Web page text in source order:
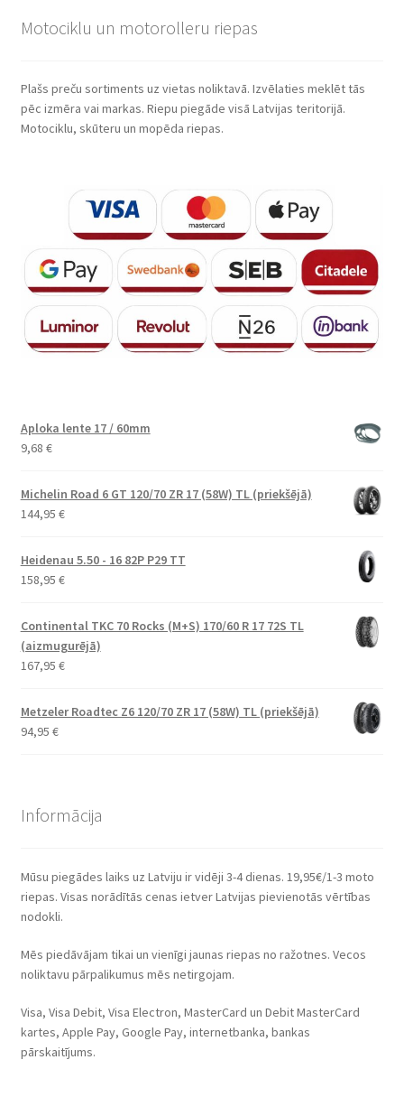
Motociklu un motorolleru riepas
Plašs preču sortiments uz vietas noliktavā. Izvēlaties meklēt tās
pēc izmēra vai markas. Riepu piegāde visā Latvijas teritorijā.
Motociklu, skūteru un mopēda riepas.
Aploka lente 17 / 60mm
9,68 €
Michelin Road 6 GT 120/70 ZR 17 (58W) TL (priekšējā)
144,95 €
Heidenau 5.50 - 16 82P P29 TT
158,95 €
Continental TKC 70 Rocks (M+S) 170/60 R 17 72S TL
(aizmugurējā)
167,95 €
Metzeler Roadtec Z6 120/70 ZR 17 (58W) TL (priekšējā)
94,95 €
Informācija
Mūsu piegādes laiks uz Latviju ir vidēji 3-4 dienas. 19,95€/1-3 moto
riepas. Visas norādītās cenas ietver Latvijas pievienotās vērtības
nodokli.
Mēs piedāvājam tikai un vienīgi jaunas riepas no ražotnes. Vecos
noliktavu pārpalikumus mēs netirgojam.
Visa, Visa Debit, Visa Electron, MasterCard un Debit MasterCard
kartes, Apple Pay, Google Pay, internetbanka, bankas
pārskaitījums.